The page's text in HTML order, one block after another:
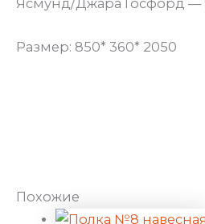
Ясмунд/Джара Госфорд —
Размер: 850* 360* 2050
Похожие